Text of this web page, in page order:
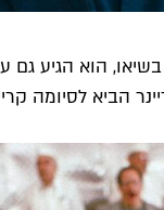
הוא הגיע גם עד
הביא לסיומה